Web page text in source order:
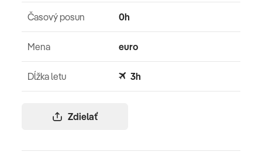
Zdielať
Časový posun 0h
Mena euro
Dĺžka letu 3h